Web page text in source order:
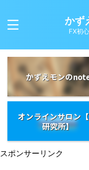
かず
FX初
かずえモンの
オンラインサロン
研究所】
スポンサーリンク